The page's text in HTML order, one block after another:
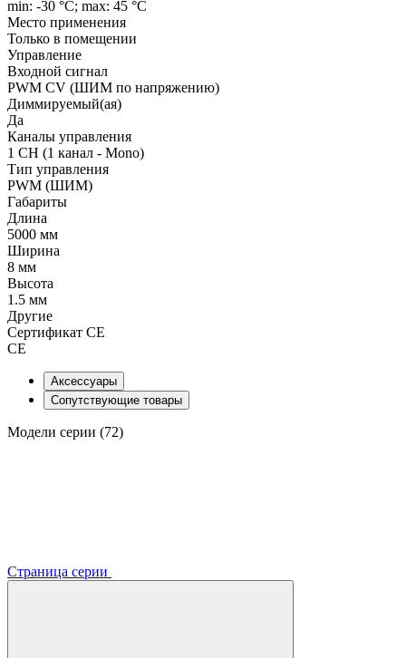
min: -30 °C; max: 45 °C
Место применения
Только в помещении
Управление
Входной сигнал
PWM СV (ШИМ по напряжению)
Диммируемый(ая)
Да
Каналы управления
1 CH (1 канал - Mono)
Тип управления
PWM (ШИМ)
Габариты
Длина
5000 мм
Ширина
8 мм
Высота
1.5 мм
Другие
Сертификат CE
CE
Аксессуары
Сопутствующие товары
Модели серии (72)
Страница серии